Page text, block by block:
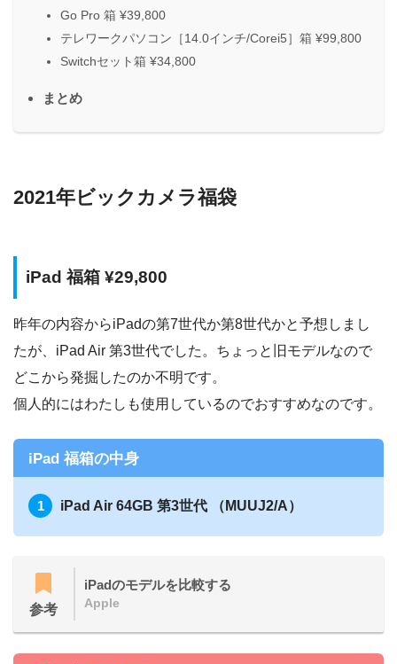
Go Pro 箱 ¥39,800
テレワークパソコン［14.0インチ/Corei5］箱 ¥99,800
Switchセット箱 ¥34,800
まとめ
2021年ビックカメラ福袋
iPad 福箱 ¥29,800
昨年の内容からiPadの第7世代か第8世代かと予想しまし
たが、iPad Air 第3世代でした。ちょっと旧モデルなので
どこから発掘したのか不明です。
個人的にはわたしも使用しているのでおすすめなのです。
iPad 福箱の中身
iPad Air 64GB 第3世代 （MUUJ2/A）
参考
iPadのモデルを比較する
Apple